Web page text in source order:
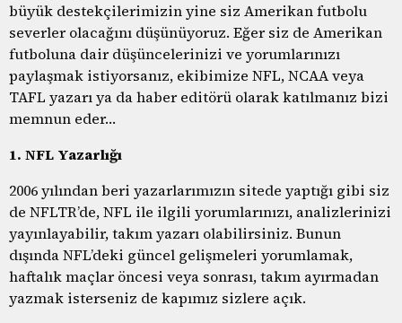
büyük destekçilerimizin yine siz Amerikan futbolu
severler olacağını düşünüyoruz. Eğer siz de Amerikan
futboluna dair düşüncelerinizi ve yorumlarınızı
paylaşmak istiyorsanız, ekibimize NFL, NCAA veya
TAFL yazarı ya da haber editörü olarak katılmanız bizi
memnun eder…
1. NFL Yazarlığı
2006 yılından beri yazarlarımızın sitede yaptığı gibi siz
de NFLTR’de, NFL ile ilgili yorumlarınızı, analizlerinizi
yayınlayabilir, takım yazarı olabilirsiniz. Bunun
dışında NFL’deki güncel gelişmeleri yorumlamak,
haftalık maçlar öncesi veya sonrası, takım ayırmadan
yazmak isterseniz de kapımız sizlere açık.